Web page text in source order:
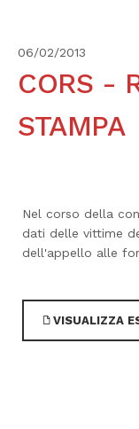
06/02/2013
CORS -
STAMPA
Nel corso della
dati delle vittime
dell'appello alle
VISUALIZZA